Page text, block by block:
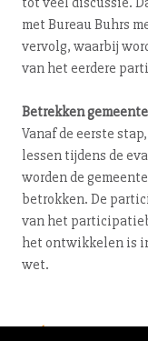
met Bureau Buhrs
vervolg, waarbij
van het eerdere
Betrekken
Vanaf de eerste
lessen tijdens de
worden de
betrokken. De
van het
het ontwikkelen is
wet.
← terug